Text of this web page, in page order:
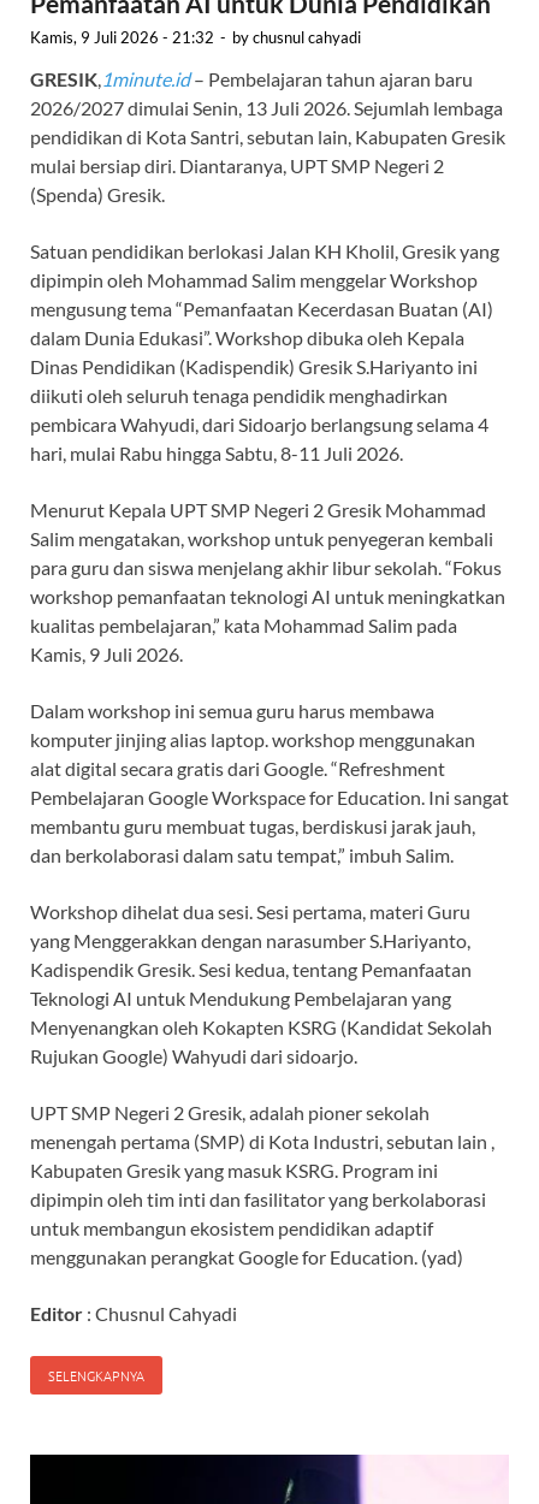
Kamis, 9 Juli 2026 - 21:32 - bychusnul cahyadi
GRESIK, 1minute.id– Pembelajaran tahun ajaran baru
2026/2027 dimulai Senin, 13 Juli 2026. Sejumlah lembaga
pendidikan di Kota Santri, sebutan lain, Kabupaten Gresik
mulai bersiap diri. Diantaranya, UPT SMP Negeri 2
(Spenda) Gresik.
Satuan pendidikan berlokasi Jalan KH Kholil, Gresik yang
dipimpin oleh Mohammad Salim menggelar Workshop
mengusung tema “Pemanfaatan Kecerdasan Buatan (AI)
dalam Dunia Edukasi”. Workshop dibuka oleh Kepala
Dinas Pendidikan (Kadispendik) Gresik S.Hariyanto ini
diikuti oleh seluruh tenaga pendidik menghadirkan
pembicara Wahyudi, dari Sidoarjo berlangsung selama 4
hari, mulai Rabu hingga Sabtu, 8-11 Juli 2026.
Menurut Kepala UPT SMP Negeri 2 Gresik Mohammad
Salim mengatakan, workshop untuk penyegeran kembali
para guru dan siswa menjelang akhir libur sekolah. “Fokus
workshop pemanfaatan teknologi AI untuk meningkatkan
kualitas pembelajaran,” kata Mohammad Salim pada
Kamis, 9 Juli 2026.
Dalam workshop ini semua guru harus membawa
komputer jinjing alias laptop. workshop menggunakan
alat digital secara gratis dari Google. “Refreshment
Pembelajaran Google Workspace for Education. Ini sangat
membantu guru membuat tugas, berdiskusi jarak jauh,
dan berkolaborasi dalam satu tempat,” imbuh Salim.
Workshop dihelat dua sesi. Sesi pertama, materi Guru
yang Menggerakkan dengan narasumber S.Hariyanto,
Kadispendik Gresik. Sesi kedua, tentang Pemanfaatan
Teknologi AI untuk Mendukung Pembelajaran yang
Menyenangkan oleh Kokapten KSRG (Kandidat Sekolah
Rujukan Google) Wahyudi dari sidoarjo.
UPT SMP Negeri 2 Gresik, adalah pioner sekolah
menengah pertama (SMP) di Kota Industri, sebutan lain ,
Kabupaten Gresik yang masuk KSRG. Program ini
dipimpin oleh tim inti dan fasilitator yang berkolaborasi
untuk membangun ekosistem pendidikan adaptif
menggunakan perangkat Google for Education. (yad)
Editor : Chusnul Cahyadi
SELENGKAPNYA